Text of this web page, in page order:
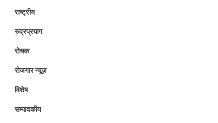
राष्ट्रीय
रुद्रप्रयाग
रोचक
रोजगार न्यूज़
विशेष
सम्पादकीय